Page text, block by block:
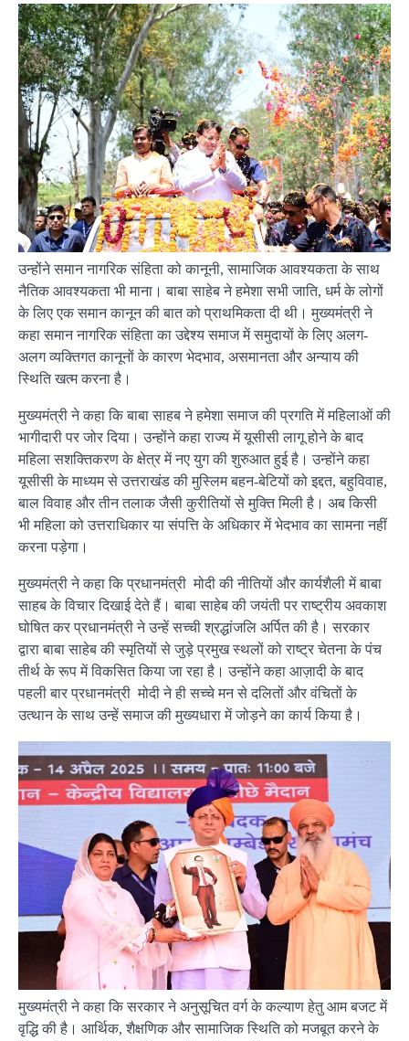
उन्होंने समान नागरिक संहिता को कानूनी, सामाजिक आवश्यकता के साथ
नैतिक आवश्यकता भी माना। बाबा साहेब ने हमेशा सभी जाति, धर्म के लोगों
के लिए एक समान कानून की बात को प्राथमिकता दी थी। मुख्यमंत्री ने
कहा समान नागरिक संहिता का उद्देश्य समाज में समुदायों के लिए अलग-
अलग व्यक्तिगत कानूनों के कारण भेदभाव, असमानता और अन्याय की
स्थिति खत्म करना है।
मुख्यमंत्री ने कहा कि बाबा साहब ने हमेशा समाज की प्रगति में महिलाओं की
भागीदारी पर जोर दिया। उन्होंने कहा राज्य में यूसीसी लागू होने के बाद
महिला सशक्तिकरण के क्षेत्र में नए युग की शुरुआत हुई है। उन्होंने कहा
यूसीसी के माध्यम से उत्तराखंड की मुस्लिम बहन-बेटियों को इद्दत, बहुविवाह,
बाल विवाह और तीन तलाक जैसी कुरीतियों से मुक्ति मिली है। अब किसी
भी महिला को उत्तराधिकार या संपत्ति के अधिकार में भेदभाव का सामना नहीं
करना पड़ेगा।
मुख्यमंत्री ने कहा कि प्रधानमंत्री मोदी की नीतियों और कार्यशैली में बाबा
साहब के विचार दिखाई देते हैं। बाबा साहेब की जयंती पर राष्ट्रीय अवकाश
घोषित कर प्रधानमंत्री ने उन्हें सच्ची श्रद्धांजलि अर्पित की है। सरकार
द्वारा बाबा साहेब की स्मृतियों से जुड़े प्रमुख स्थलों को राष्ट्र चेतना के पंच
तीर्थ के रूप में विकसित किया जा रहा है। उन्होंने कहा आज़ादी के बाद
पहली बार प्रधानमंत्री मोदी ने ही सच्चे मन से दलितों और वंचितों के
उत्थान के साथ उन्हें समाज की मुख्यधारा में जोड़ने का कार्य किया है।
मुख्यमंत्री ने कहा कि सरकार ने अनुसूचित वर्ग के कल्याण हेतु आम बजट में
वृद्धि की है। आर्थिक, शैक्षणिक और सामाजिक स्थिति को मजबूत करने के